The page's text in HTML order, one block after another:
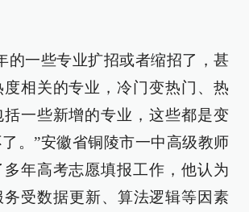
的一些专业扩招或者缩招了，甚
相关的专业，冷门变热门、热
一些新增的专业，这些都是变
。”安徽省铜陵市一中高级教师
年高考志愿填报工作，他认为
受数据更新、算法逻辑等因素